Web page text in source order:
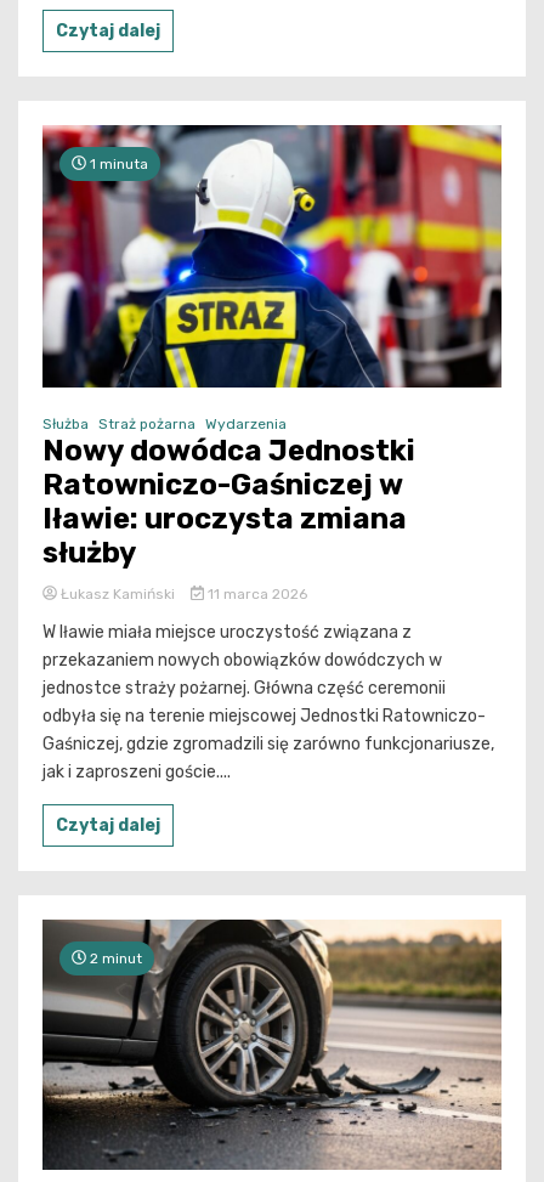
Czytaj dalej
1 minuta
Służba Straż pożarna Wydarzenia
Nowy dowódca Jednostki
Ratowniczo-Gaśniczej w
Iławie: uroczysta zmiana
służby
Łukasz Kamiński 11 marca 2026
W Iławie miała miejsce uroczystość związana z
przekazaniem nowych obowiązków dowódczych w
jednostce straży pożarnej. Główna część ceremonii
odbyła się na terenie miejscowej Jednostki Ratowniczo-
Gaśniczej, gdzie zgromadzili się zarówno funkcjonariusze,
jak i zaproszeni goście....
Czytaj dalej
2 minut